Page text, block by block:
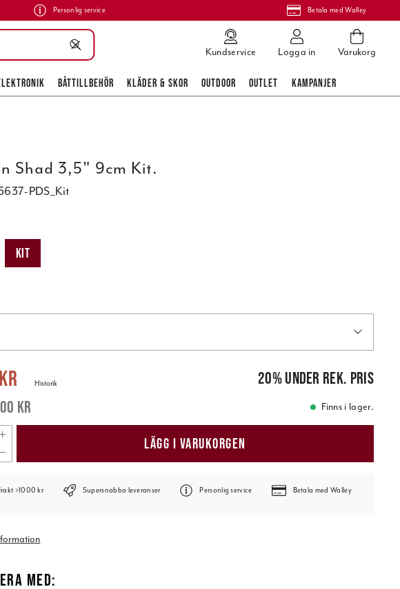
Personlig service Betala med Walley
Kundservice Logga in Varukorg
BÅTTILLBEHÖR KLÄDER & SKOR OUTDOOR OUTLET KAMPANJER
Shad 3,5" 9cm Kit.
PDS_Kit
Kit
:
kr
Historik 20%under rek. pris
Finns i lager.
LÄGG I VARUKORGEN
>1000 kr Supersnabba leveranser Personlig service Betala med Walley
MED: